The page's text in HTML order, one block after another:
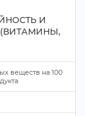
И
веществ на 100